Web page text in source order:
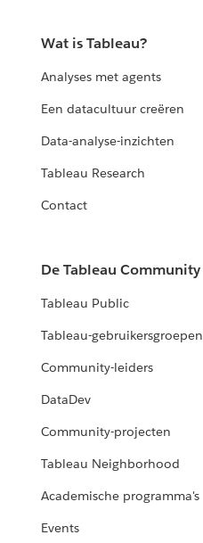
Wat is Tableau?
Analyses met agents
Een datacultuur creëren
Data-analyse-inzichten
Tableau Research
Contact
De Tableau Community
Tableau Public
Tableau-gebruikersgroepen
Community-leiders
DataDev
Community-projecten
Tableau Neighborhood
Academische programma's
Events